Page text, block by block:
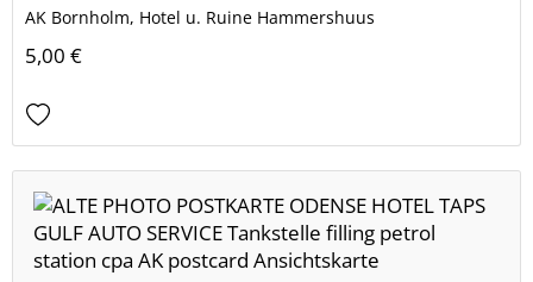
AK Bornholm, Hotel u. Ruine Hammershuus
5,00 €